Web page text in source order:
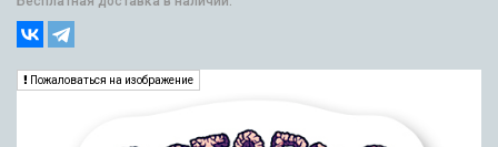
Пожаловаться на изображение